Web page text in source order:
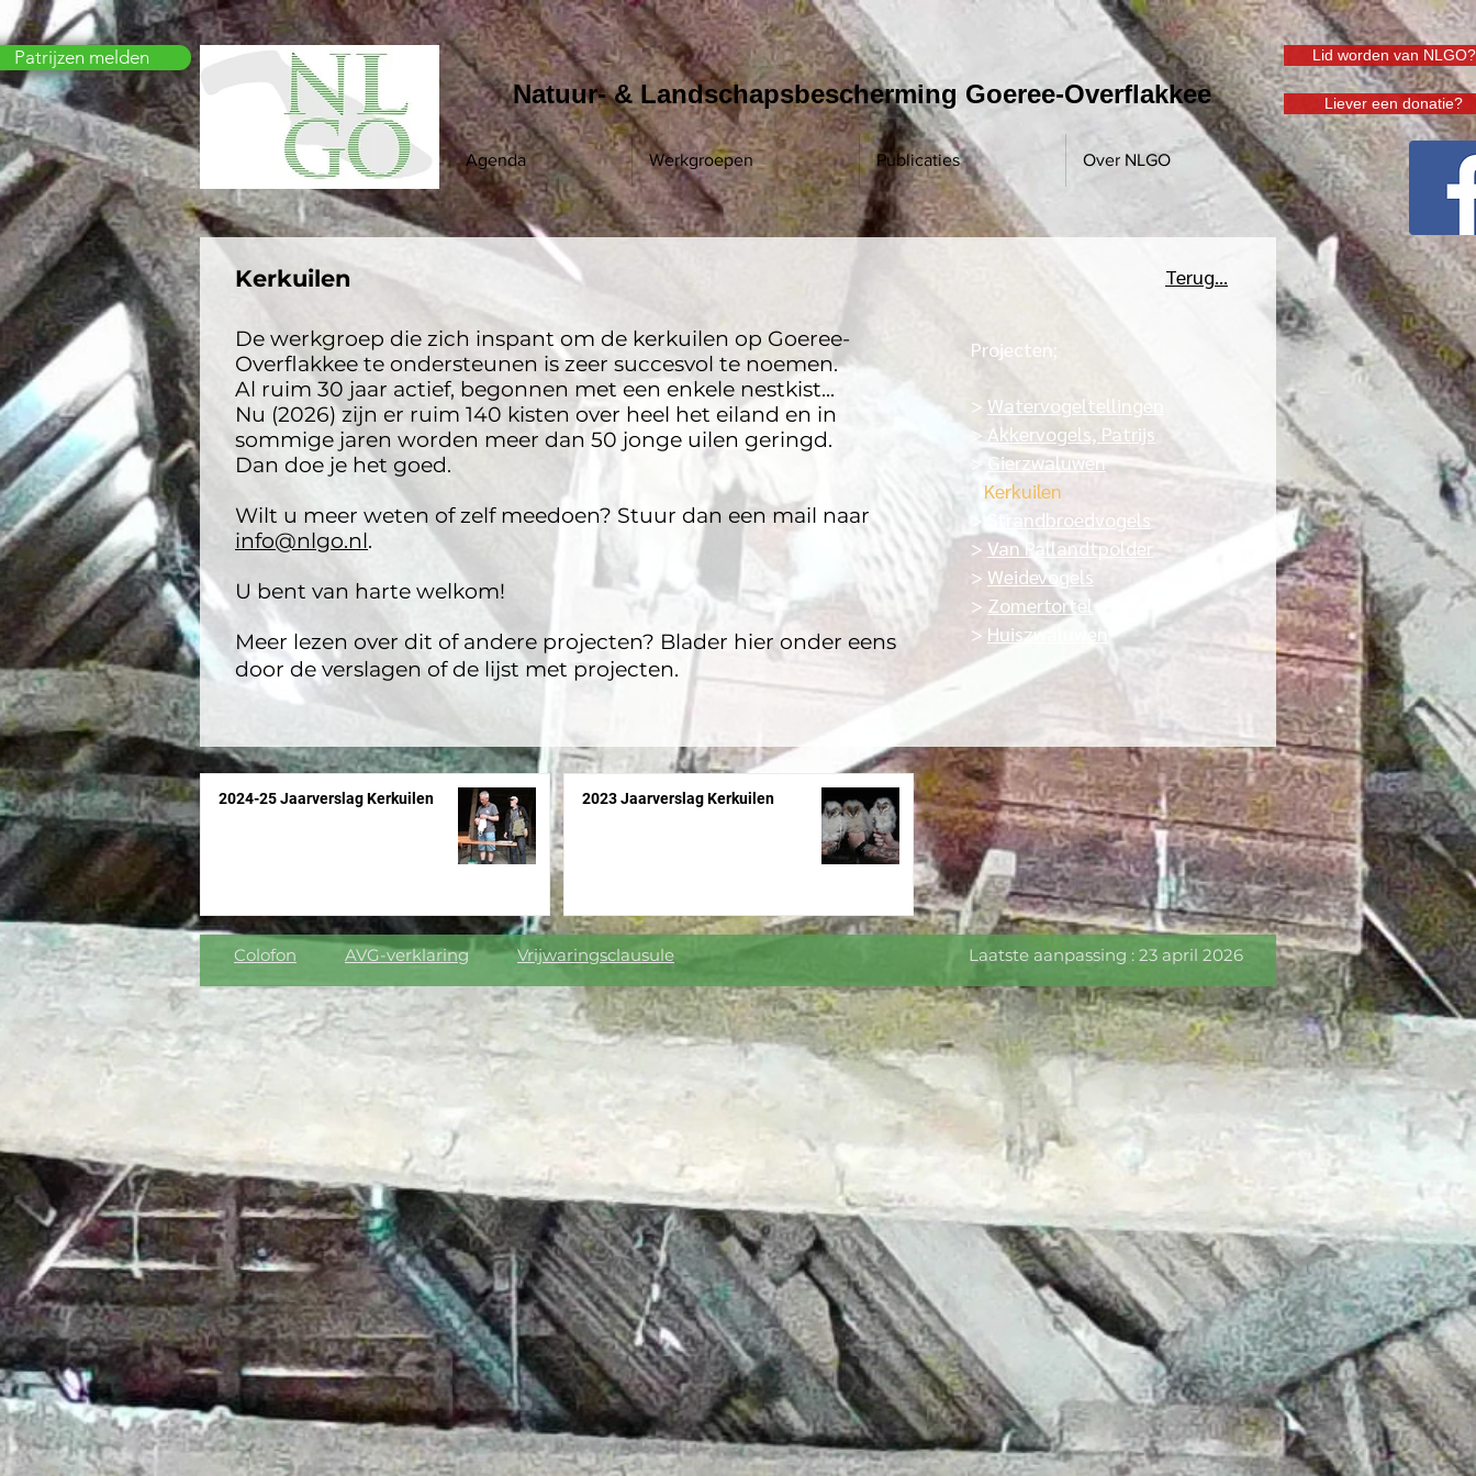
Patrijzen melden
Natuur- & Landschapsbescherming Goeree-Overflakkee
Agenda Werkgroepen Publicaties Over NLGO
Lid worden van NLGO?
Liever een donatie?
Kerkuilen
De werkgroep die zich inspant om de kerkuilen op Goeree-
Overflakkee te ondersteunen is zeer succesvol te noemen.
Al ruim 30 jaar actief, begonnen met een enkele nestkist...
Nu (2026) zijn er ruim 140 kisten over heel het eiland en in
sommige jaren worden meer dan 50 jonge uilen geringd.
Dan doe je het goed.
Wilt u meer weten of zelf meedoen? Stuur dan een mail naar
info@nlgo.nl.
U bent van harte welkom!
Meer lezen over dit of andere projecten? Blader hier onder eens
door de verslagen of de lijst met projecten.
Terug...
Projecten;
> Watervogeltellingen
> Akkervogels, Patrijs
> Gierzwaluwen
Kerkuilen
>
Strandbroedvogels
> Van Pallandtpolder
> Weidevogels
> Zomertortel
> Huiszwaluwen
2024-25 Jaarverslag Kerkuilen 2023 Jaarverslag Kerkuilen
Colofon AVG-verklaring Vrijwaringsclausule Laatste aanpassing : 23 april 2026